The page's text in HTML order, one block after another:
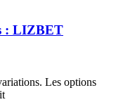
: LIZBET
Les options